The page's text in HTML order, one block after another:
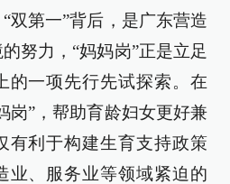
双第一”背后，是广东营造
努力，“妈妈岗”正是立足
的一项先行先试探索。在
岗”，帮助育龄妇女更好兼
有利于构建生育支持政策
业、服务业等领域紧迫的